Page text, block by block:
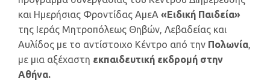
και Ημερήσιας Φροντίδας ΑμεΑ «Ειδική Παιδεία»
της Ιεράς Μητροπόλεως Θηβών, Λεβαδείας και
Αυλίδος με το αντίστοιχο Κέντρο από την Πολωνία,
με μια αξέχαστη εκπαιδευτική εκδρομή στην
Αθήνα.